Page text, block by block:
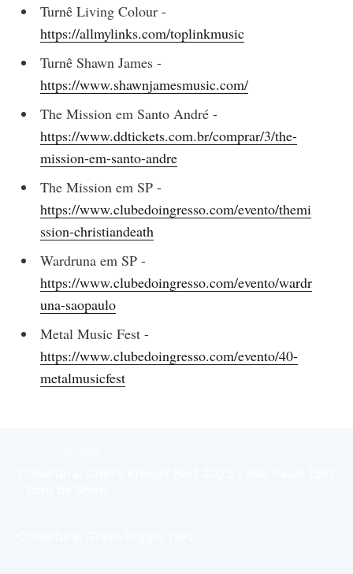
Turnê Living Colour -
https://allmylinks.com/toplinkmusic
Turnê Shawn James -
https://www.shawnjamesmusic.com/
The Mission em Santo André -
https://www.ddtickets.com.br/comprar/3/the-
mission-em-santo-andre
The Mission em SP -
https://www.clubedoingresso.com/evento/themi
ssion-christiandeath
Wardruna em SP -
https://www.clubedoingresso.com/evento/wardr
una-saopaulo
Metal Music Fest -
https://www.clubedoingresso.com/evento/40-
metalmusicfest